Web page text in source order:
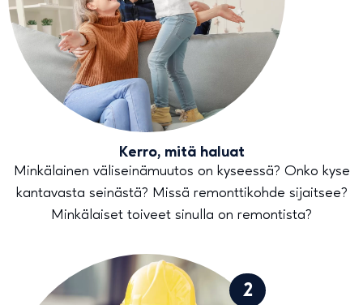
Kerro, mitä haluat
Minkälainen väliseinämuutos on kyseessä? Onko kyse
kantavasta seinästä? Missä remonttikohde sijaitsee?
Minkälaiset toiveet sinulla on remontista?
2